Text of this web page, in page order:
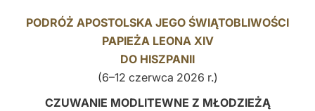
POLSKI
LATINE
PODRÓŻ APOSTOLSKA JEGO ŚWIĄTOBLIWOŚCI
PAPIEŻA LEONA XIV
DO HISZPANII
(6–12 czerwca 2026 r.)
CZUWANIE MODLITEWNE Z MŁODZIEŻĄ